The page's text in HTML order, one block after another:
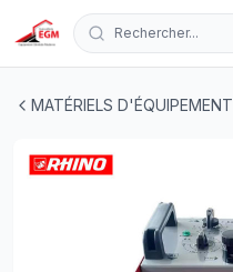
Rechercher...
MATÉRIELS D'ÉQUIPEMENT